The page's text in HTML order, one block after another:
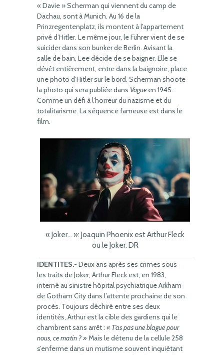
« Davie » Scherman qui viennent du camp de
Dachau, sont à Munich. Au 16 de la
Prinzregentenplatz, ils montent à l’appartement
privé d’Hitler. Le même jour, le Führer vient de se
suicider dans son bunker de Berlin. Avisant la
salle de bain, Lee décide de se baigner. Elle se
dévêt entièrement, entre dans la baignoire, place
une photo d’Hitler sur le bord. Scherman shoote
la photo qui sera publiée dans Vogue en 1945.
Comme un défi à l’horreur du nazisme et du
totalitarisme. La séquence fameuse est dans le
film.
« Joker… »: Joaquin Phoenix est Arthur Fleck
ou le Joker. DR
IDENTITES.- Deux ans après ses crimes sous
les traits de Joker, Arthur Fleck est, en 1983,
interné au sinistre hôpital psychiatrique Arkham
de Gotham City dans l’attente prochaine de son
procès. Toujours déchiré entre ses deux
identités, Arthur est la cible des gardiens qui le
chambrent sans arrêt : « T’as pas une blague pour
nous, ce matin ? » Mais le détenu de la cellule 258
s’enferme dans un mutisme souvent inquiétant